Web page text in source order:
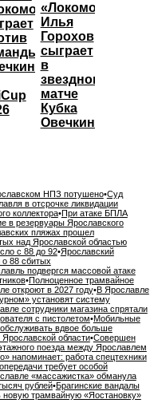
«Локомотива»
Илья
Горохов
сыграет
в
звездном
матче
Кубка
Овечкина
НПЗ потушено•Суд
в отсрочке ликвидации
коллектора•При атаке БПЛА
в резервуары Ярославского
пляжах прошел
над Ярославской областью
с 88 до 92•Ярославский
о 88 сбитых
подвергся массовой атаке
•Полноценное трамвайное
откроют в 2027 году•В Ярославле
установят систему
сотрудники магазина спрятали
с пистолетом•Мобильные
вдвое больше
области•Совершен
поезда между Ярославлем
напоминает: работа спецтехники
требует особой
«массажистка» обманула
рублей•Брагинские вандалы
новую трамвайную «Яостановку»